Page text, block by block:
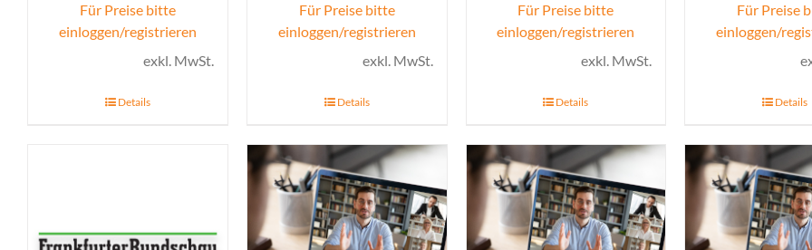
Für Preise bitte
einloggen/registrieren
exkl. MwSt.
Details
Für Preise bitte
einloggen/registrieren
exkl. MwSt.
Details
Für Preise bitte
einloggen/registrieren
exkl. MwSt.
Details
Für Preise
einloggen/
Details